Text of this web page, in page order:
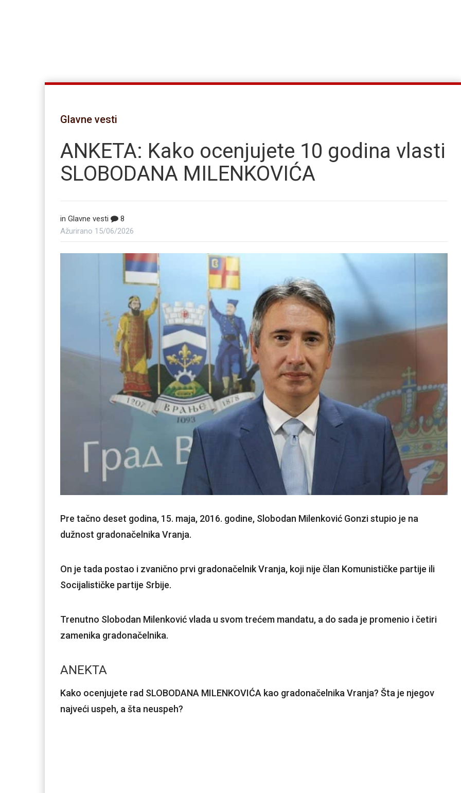
Glavne vesti
ANKETA: Kako ocenjujete 10 godina vlasti
SLOBODANA MILENKOVIĆA
in Glavne vesti
8
Ažurirano 15/06/2026
Pre tačno deset godina, 15. maja, 2016. godine, Slobodan Milenković Gonzi stupio je na
dužnost gradonačelnika Vranja.
On je tada postao i zvanično prvi gradonačelnik Vranja, koji nije član Komunističke partije ili
Socijalističke partije Srbije.
Trenutno Slobodan Milenković vlada u svom trećem mandatu, a do sada je promenio i četiri
zamenika gradonačelnika.
ANEKTA
Kako ocenjujete rad SLOBODANA MILENKOVIĆA kao gradonačelnika Vranja? Šta je njegov
najveći uspeh, a šta neuspeh?